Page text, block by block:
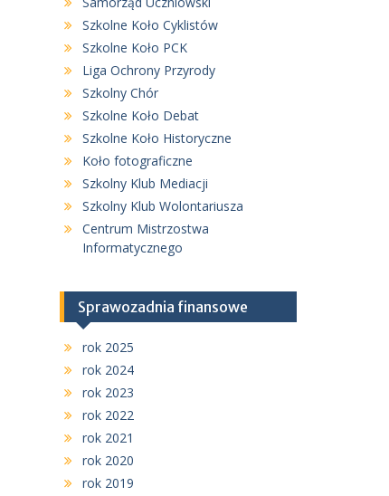
Szkolne Koło Cyklistów
Szkolne Koło PCK
Liga Ochrony Przyrody
Szkolny Chór
Szkolne Koło Debat
Szkolne Koło Historyczne
Koło fotograficzne
Szkolny Klub Mediacji
Szkolny Klub Wolontariusza
Centrum Mistrzostwa
Informatycznego
Sprawozadnia finansowe
rok 2025
rok 2024
rok 2023
rok 2022
rok 2021
rok 2020
rok 2019